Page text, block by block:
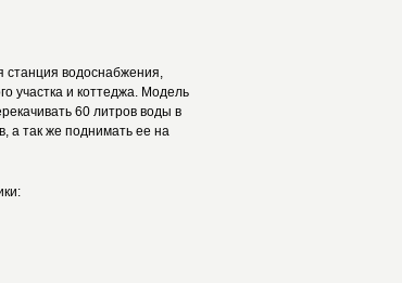
станция водоснабжения,
участка и коттеджа. Модель
60 литров воды в
а так же поднимать ее на